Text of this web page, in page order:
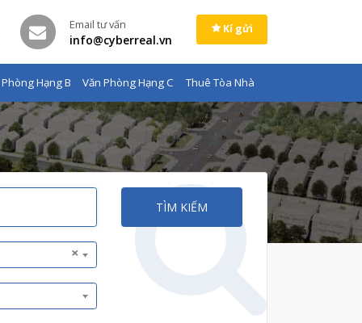
Email tư vấn
info@cyberreal.vn
Kí gửi
Hạng B Văn Phòng Hạng C Thuê Tòa Nhà
×
TÌM KIẾM